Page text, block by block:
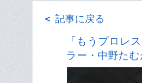
＜ 記事に戻る
「もうプロレ
ラー・中野た